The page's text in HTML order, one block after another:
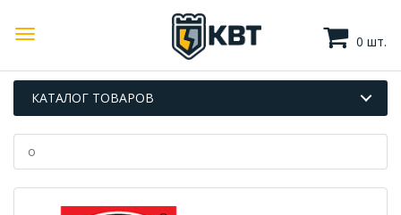
0 шт.
КАТАЛОГ ТОВАРОВ